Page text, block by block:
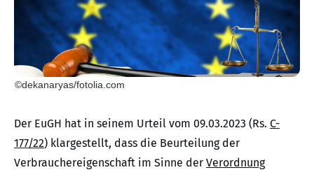
©dekanaryas/fotolia.com
Der EuGH hat in seinem Urteil vom 09.03.2023 (Rs. C-
177/22) klargestellt, dass die Beurteilung der
Verbrauchereigenschaft im Sinne der Verordnung